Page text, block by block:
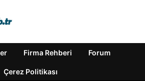
Firma Rehberi Forum
Çerez Politikası